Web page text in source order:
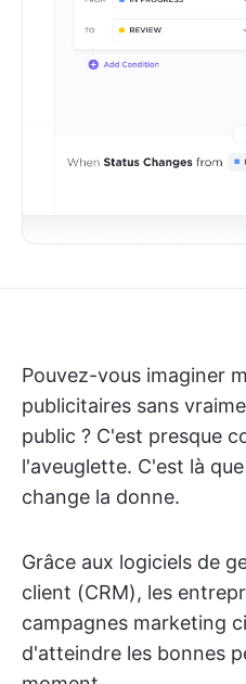
Pouvez-vous imaginer
publicitaires sans
public ? C'est presque
l'aveuglette. C'est là
change la donne.
Grâce aux logiciels de
client (CRM), les
campagnes marketing
d'atteindre les bonnes